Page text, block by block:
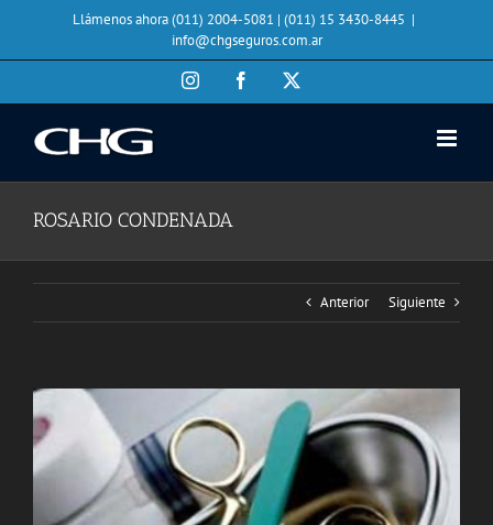
Llámenos ahora (011) 2004-5081 | (011) 15 3430-8445 |
info@chgseguros.com.ar
InstagramFacebook
ROSARIO CONDENADA
Anterior Siguiente